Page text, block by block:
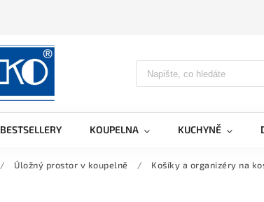
BESTSELLERY KOUPELNA KUCHYNĚ
/ Úložný prostor v koupelně / Košíky a organizéry na